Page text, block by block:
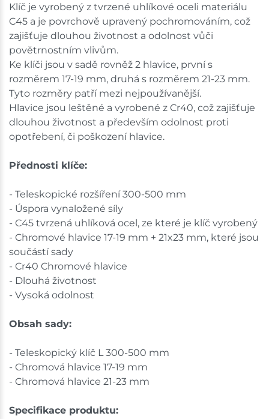
Klíč je vyrobený z tvrzené uhlíkové oceli materiálu
C45 a je povrchově upravený pochromováním, což
zajišťuje dlouhou životnost a odolnost vůči
povětrnostním vlivům.
Ke klíči jsou v sadě rovněž 2 hlavice, první s
rozměrem 17-19 mm, druhá s rozměrem 21-23 mm.
Tyto rozměry patří mezi nejpoužívanější.
Hlavice jsou leštěné a vyrobené z Cr40, což zajišťuje
dlouhou životnost a především odolnost proti
opotřebení, či poškození hlavice.
Přednosti klíče:
- Teleskopické rozšíření 300-500 mm
- Úspora vynaložené síly
- C45 tvrzená uhlíková ocel, ze které je klíč vyrobený
- Chromové hlavice 17-19 mm + 21x23 mm, které jsou
součástí sady
- Cr40 Chromové hlavice
- Dlouhá životnost
- Vysoká odolnost
Obsah sady:
- Teleskopický klíč L 300-500 mm
- Chromová hlavice 17-19 mm
- Chromová hlavice 21-23 mm
Specifikace produktu: